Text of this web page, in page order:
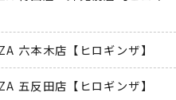
六本木店【ヒロギンザ】
五反田店【ヒロギンザ】